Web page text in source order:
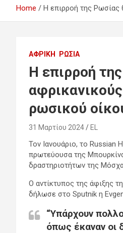
Home Η επιρροή της Ρωσίας
ΑΦΡΙΚΉ ΡΩΣΊΑ
Η επιρροή
ρωσικού
31 Μαρτίου 2024 EL
Τον Ιανουάριο, το Russian
πρωτεύουσα της
δραστηριοτήτων της
Ο αντίκτυπος της άφιξης
δήλωσε στο Sputnik η
“Υπάρχουν
όπως έκαναν οι